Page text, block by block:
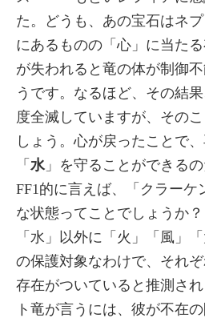
た。どうも、あの宝石はネ
にあるものの「心」に当た
が失われると竜の体が制御
うです。なるほど、その結
度全滅していますが、その
しょう。心が戻ったことで
「 水 」を守ることができる
FF1的に言えば、「クラーケ
な状態ってことでしょうか？
「水」以外に「火」「風」
の保護対象なわけで、それ
存在がついていると推測さ
ト竜が言うには、彼が不在